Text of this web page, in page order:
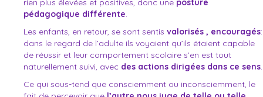
rien plus élevées et positives, donc une posture
pédagogique différente.
Les enfants, en retour, se sont sentis valorisés , encouragés:
dans le regard de l’adulte ils voyaient qu’ils étaient capable
de réussir et leur comportement scolaire s’en est tout
naturellement suivi, avec des actions dirigées dans ce sens.
Ce qui sous-tend que consciemment ou inconsciemment, le